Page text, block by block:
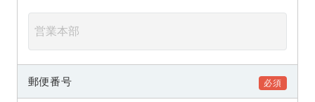
郵便番号